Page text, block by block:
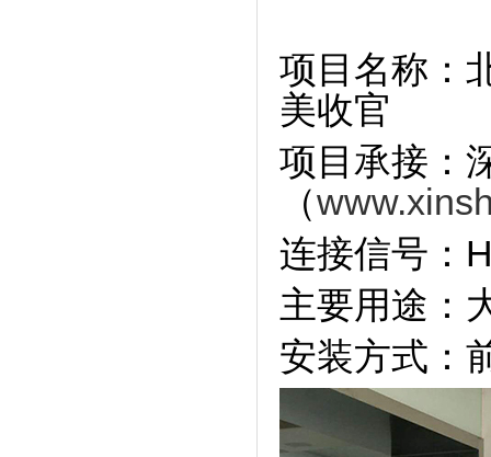
项目名称：
美收官
项目承接：
（
连接信号：
主要用途：
安装方式：